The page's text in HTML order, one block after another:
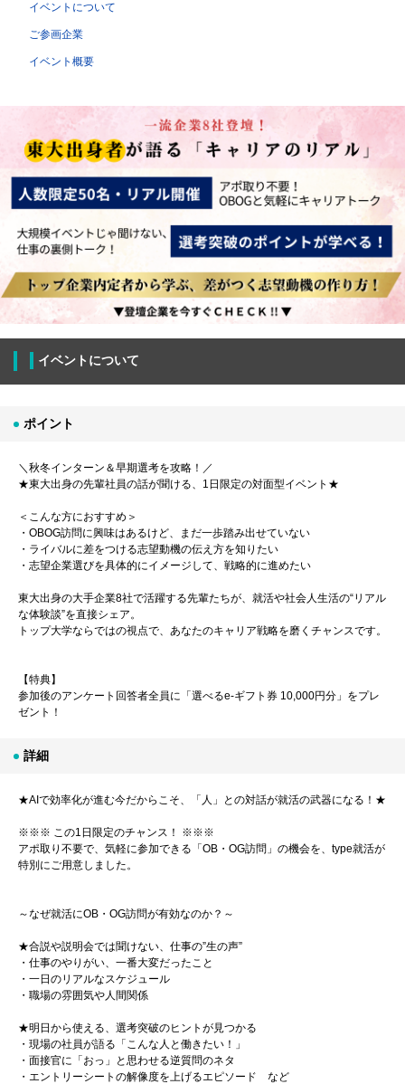
イベントについて
ご参画企業
イベント概要
イベントについて
ポイント
＼秋冬インターン＆早期選考を攻略！／
★東大出身の先輩社員の話が聞ける、1日限定の対面型イベント★
＜こんな方におすすめ＞
・OBOG訪問に興味はあるけど、まだ一歩踏み出せていない
・ライバルに差をつける志望動機の伝え方を知りたい
・志望企業選びを具体的にイメージして、戦略的に進めたい
東大出身の大手企業8社で活躍する先輩たちが、就活や社会人生活の“リアル
な体験談”を直接シェア。
トップ大学ならではの視点で、あなたのキャリア戦略を磨くチャンスです。
【特典】
参加後のアンケート回答者全員に「選べるe-ギフト券 10,000円分」をプレ
ゼント！
詳細
★AIで効率化が進む今だからこそ、「人」との対話が就活の武器になる！★
※※※ この1日限定のチャンス！ ※※※
アポ取り不要で、気軽に参加できる「OB・OG訪問」の機会を、type就活が
特別にご用意しました。
～なぜ就活にOB・OG訪問が有効なのか？～
★合説や説明会では聞けない、仕事の”生の声”
・仕事のやりがい、一番大変だったこと
・一日のリアルなスケジュール
・職場の雰囲気や人間関係
★明日から使える、選考突破のヒントが見つかる
・現場の社員が語る「こんな人と働きたい！」
・面接官に「おっ」と思わせる逆質問のネタ
・エントリーシートの解像度を上げるエピソード など